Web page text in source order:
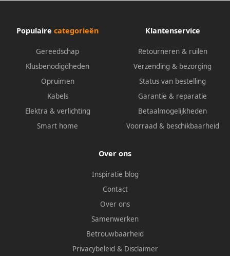
Populaire categorieën
Gereedschap
Klusbenodigdheden
Opruimen
Kabels
Elektra & verlichting
Smart home
Klantenservice
Retourneren & ruilen
Verzending & bezorging
Status van bestelling
Garantie & reparatie
Betaalmogelijkheden
Voorraad & beschikbaarheid
Over ons
Inspiratie blog
Contact
Over ons
Samenwerken
Betrouwbaarheid
Privacybeleid & Disclaimer